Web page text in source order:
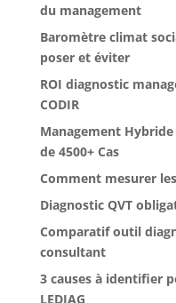
du management
Baromètre climat
poser et éviter
ROI diagnostic
CODIR
Management
de 4500+ Cas
Comment mesurer
Diagnostic QVT
Comparatif outil
consultant
3 causes à identifier
LEDIAG